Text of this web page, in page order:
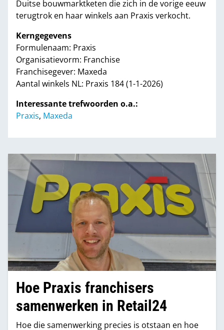
Duitse bouwmarktketen die zich in de vorige eeuw
terugtrok en haar winkels aan Praxis verkocht.
Kerngegevens
Formulenaam: Praxis
Organisatievorm: Franchise
Franchisegever: Maxeda
Aantal winkels NL: Praxis 184 (1-1-2026)
Interessante trefwoorden o.a.:
Praxis, Maxeda
Hoe Praxis franchisers
samenwerken in Retail24
Hoe die samenwerking precies is otstaan en hoe